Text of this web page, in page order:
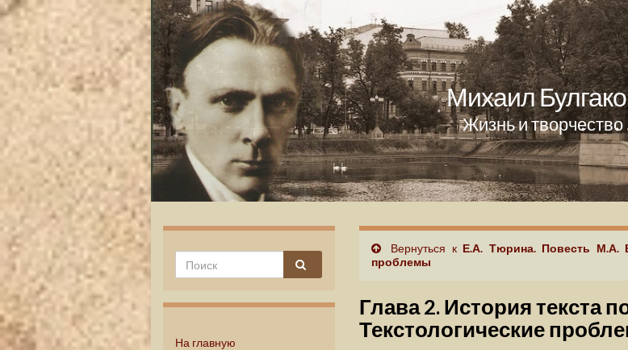
Михаил
Жизнь и творчество
На главную
Вернуться к Е.А. Тюрина. Повесть М.А.
проблемы
Глава 2. История текста
Текстологические